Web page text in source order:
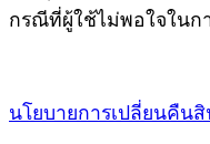
กรณีที่ผู้ใช้ไม่พอใจในก
นโยบายการเปลี่ยนคืน